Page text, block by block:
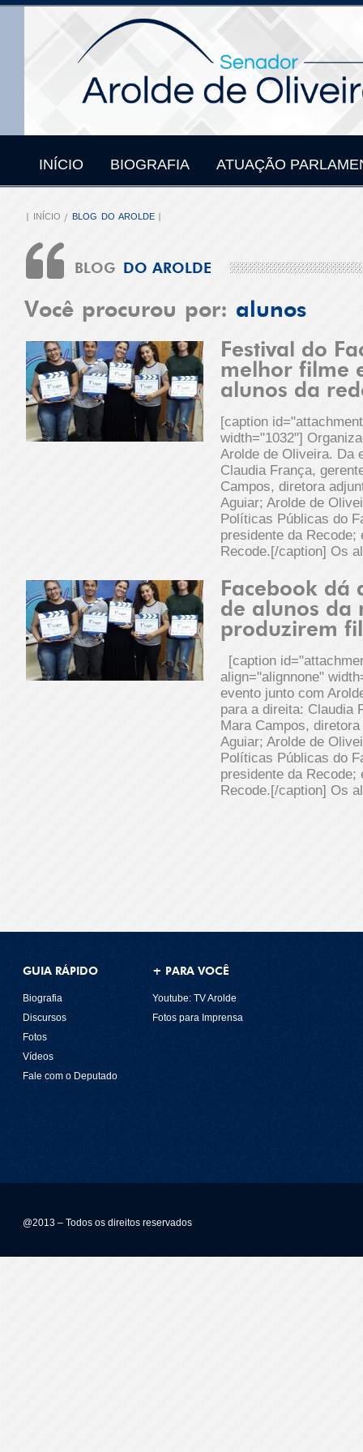
INÍCIO BIOGRAFIA ATUAÇÃO
INÍCIO BLOG DO AROLDE
BLOG DO AROLDE
Você procurou por: alunos
Festival do
melhor filme
alunos da
[caption
width="1032"]
Arolde de Oliveira. Da
Claudia França,
Campos, diretora
Aguiar; Arolde de
Políticas Públicas do
presidente da
Recode.[/caption] Os
Facebook dá
de alunos da
produzirem
[caption
align="alignnone"
evento junto com
para a direita: Claudia
Mara Campos,
Aguiar; Arolde de
Políticas Públicas do
presidente da
Recode.[/caption] Os
GUIA RÁPIDO
Biografia
Discursos
Fotos
Vídeos
Fale com o Deputado
+ PARA VOCÊ
Youtube: TV Arolde
Fotos para Imprensa
@2013 – Todos os direitos reservados